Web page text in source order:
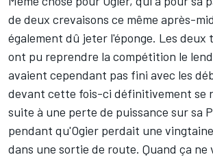
de deux crevaisons ce même après-
également dû jeter l'éponge. Les deux
ont pu reprendre la compétition le
avaient cependant pas fini avec les
devant cette fois-ci définitivement se
suite à une perte de puissance sur sa
pendant qu'Ogier perdait une
dans une sortie de route. Quand ça